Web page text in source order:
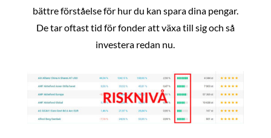
bättre förståelse för hur du kan spara dina pengar.
De tar oftast tid för fonder att växa till sig och så
investera redan nu.